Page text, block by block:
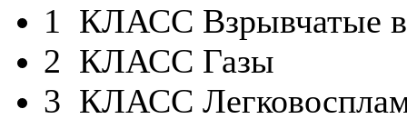
1 КЛАСС Взрывчатые
2 КЛАСС Газы
3 КЛАСС